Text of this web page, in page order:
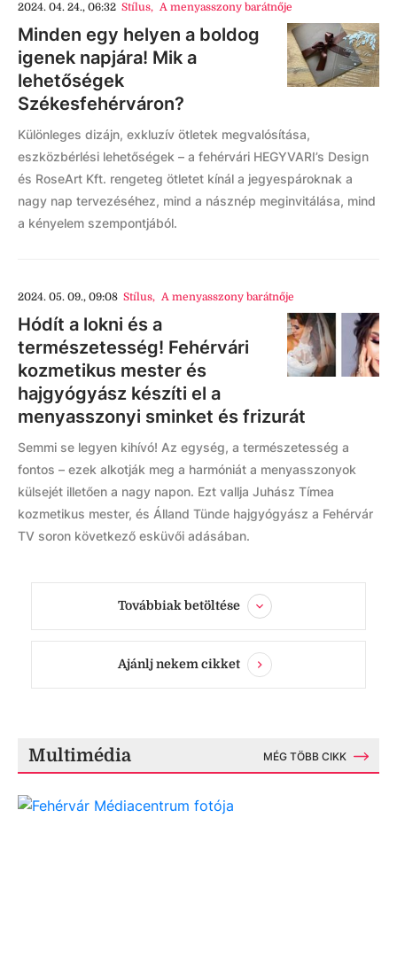
2024. 04. 24., 06:32 Stílus, A menyasszony barátnője
Minden egy helyen a boldog
igenek napjára! Mik a
lehetőségek
Székesfehérváron?
Különleges dizájn, exkluzív ötletek megvalósítása,
eszközbérlési lehetőségek – a fehérvári HEGYVARI’s Design
és RoseArt Kft. rengeteg ötletet kínál a jegyespároknak a
nagy nap tervezéséhez, mind a násznép meginvitálása, mind
a kényelem szempontjából.
2024. 05. 09., 09:08 Stílus, A menyasszony barátnője
Hódít a lokni és a
természetesség! Fehérvári
kozmetikus mester és
hajgyógyász készíti el a
menyasszonyi sminket és frizurát
Semmi se legyen kihívó! Az egység, a természetesség a
fontos – ezek alkotják meg a harmóniát a menyasszonyok
külsejét illetően a nagy napon. Ezt vallja Juhász Tímea
kozmetikus mester, és Álland Tünde hajgyógyász a Fehérvár
TV soron következő esküvői adásában.
Továbbiak betöltése
Ajánlj nekem cikket
Multimédia MÉG TÖBB CIKK